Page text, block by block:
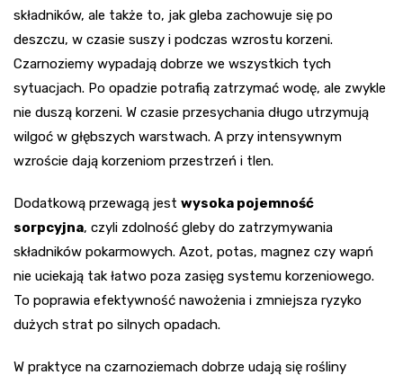
składników, ale także to, jak gleba zachowuje się po
deszczu, w czasie suszy i podczas wzrostu korzeni.
Czarnoziemy wypadają dobrze we wszystkich tych
sytuacjach. Po opadzie potrafią zatrzymać wodę, ale zwykle
nie duszą korzeni. W czasie przesychania długo utrzymują
wilgoć w głębszych warstwach. A przy intensywnym
wzroście dają korzeniom przestrzeń i tlen.
Dodatkową przewagą jest wysoka pojemność
sorpcyjna, czyli zdolność gleby do zatrzymywania
składników pokarmowych. Azot, potas, magnez czy wapń
nie uciekają tak łatwo poza zasięg systemu korzeniowego.
To poprawia efektywność nawożenia i zmniejsza ryzyko
dużych strat po silnych opadach.
W praktyce na czarnoziemach dobrze udają się rośliny